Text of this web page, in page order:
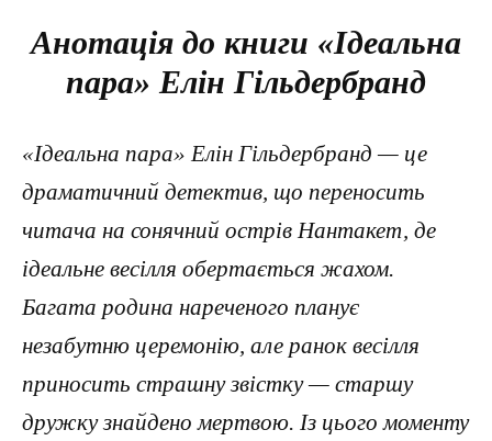
Анотація до книги «Ідеальна
пара» Елін Гільдербранд
«Ідеальна пара» Елін Гільдербранд — це
драматичний детектив, що переносить
читача на сонячний острів Нантакет, де
ідеальне весілля обертається жахом.
Багата родина нареченого планує
незабутню церемонію, але ранок весілля
приносить страшну звістку — старшу
дружку знайдено мертвою. Із цього моменту